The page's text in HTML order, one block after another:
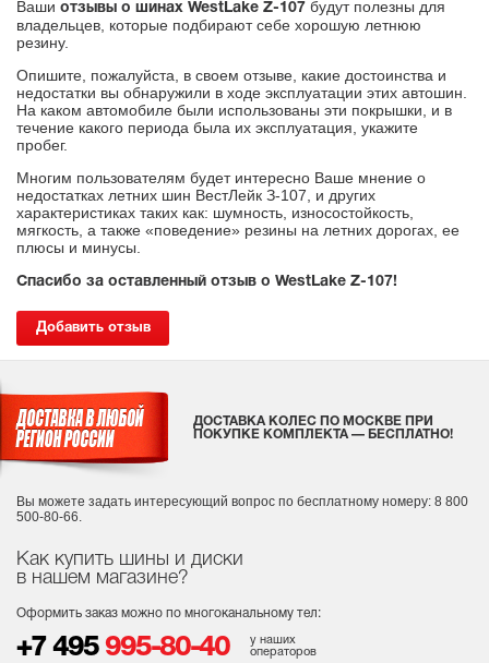
Ваши отзывы о шинах WestLake Z-107 будут полезны для
владельцев, которые подбирают себе хорошую летнюю
резину.
Опишите, пожалуйста, в своем отзыве, какие достоинства и
недостатки вы обнаружили в ходе эксплуатации этих автошин.
На каком автомобиле были использованы эти покрышки, и в
течение какого периода была их эксплуатация, укажите
пробег.
Многим пользователям будет интересно Ваше мнение о
недостатках летних шин ВестЛейк З-107, и других
характеристиках таких как: шумность, износостойкость,
мягкость, а также «поведение» резины на летних дорогах, ее
плюсы и минусы.
Спасибо за оставленный отзыв о WestLake Z-107!
Добавить отзыв
Как купить шины и диски
в нашем магазине?
Оформить заказ можно по многоканальному тел:
+7 495 995-80-40
у наших
операторов
ДОСТАВКА КОЛЕС ПО МОСКВЕ ПРИ
ПОКУПКЕ КОМПЛЕКТА — БЕСПЛАТНО!
Вы можете задать интересующий вопрос по бесплатному номеру: 8 800
500-80-66.